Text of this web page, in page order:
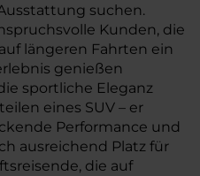
suchen.
Kunden, die
längeren Fahrten ein
genießen
sportliche Eleganz
eines SUV – er
Performance und
ausreichend Platz für
die auf